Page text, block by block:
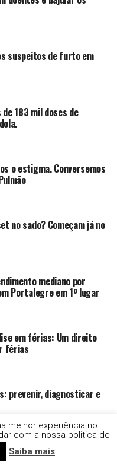
suspeitos de furto em
183 mil doses de
o estigma. Conversemos
no sado? Começam já no
mediano por
Portalegre em 1º lugar
em férias: Um direito
férias
prevenir, diagnosticar e
não durmas… senão
melhor experiência no
com a nossa politica de
Saiba mais